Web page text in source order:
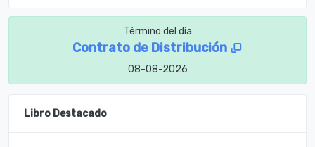
Término del día
Contrato de Distribución
08-08-2026
Libro Destacado